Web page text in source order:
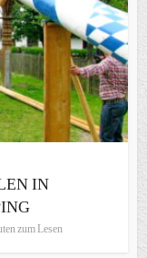
IN
zum Lesen